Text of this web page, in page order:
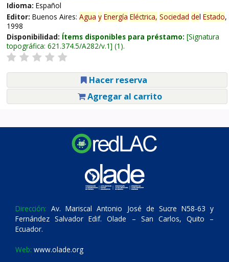
Idioma: Español
Editor: Buenos Aires: Agua y Energía Eléctrica, Sociedad del Estado,
1998
Disponibilidad: Ítems disponibles para préstamo: Signatura
topográfica: 621.374.5/A282/v.1 (1).
Hacer reserva
Agregar al carrito
Dirección: Av. Mariscal Antonio José de Sucre N58-63 y
Fernández Salvador Edif. Olade – San Carlos, Quito –
Ecuador.
Web: www.olade.org